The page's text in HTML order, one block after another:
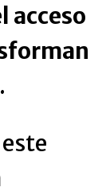
acceso
.